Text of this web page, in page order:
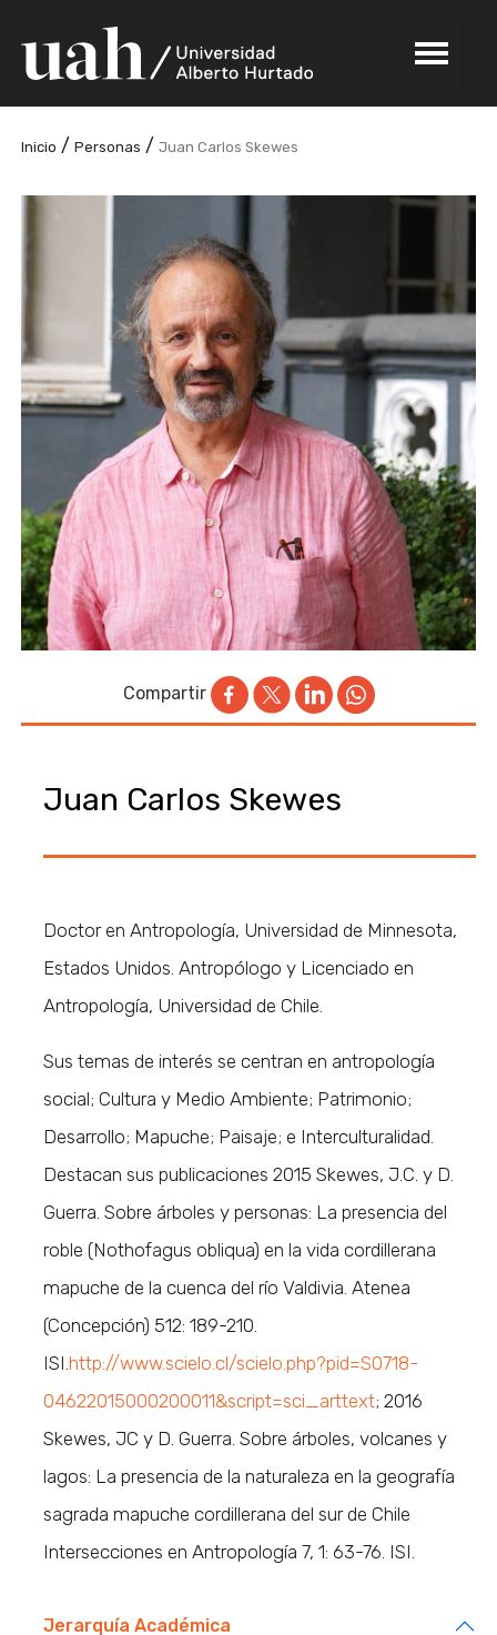
Inicio /Personas /Juan Carlos Skewes
Compartir
Juan Carlos Skewes
Doctor en Antropología, Universidad de Minnesota,
Estados Unidos. Antropólogo y Licenciado en
Antropología, Universidad de Chile.
Sus temas de interés se centran en antropología
social; Cultura y Medio Ambiente; Patrimonio;
Desarrollo; Mapuche; Paisaje; e Interculturalidad.
Destacan sus publicaciones 2015 Skewes, J.C. y D.
Guerra. Sobre árboles y personas: La presencia del
roble (Nothofagus obliqua) en la vida cordillerana
mapuche de la cuenca del río Valdivia. Atenea
(Concepción) 512: 189-210.
ISI.http://www.scielo.cl/scielo.php?pid=S0718-
04622015000200011&script=sci_arttext; 2016
Skewes, JC y D. Guerra. Sobre árboles, volcanes y
lagos: La presencia de la naturaleza en la geografía
sagrada mapuche cordillerana del sur de Chile
Intersecciones en Antropología 7, 1: 63-76. ISI.
Jerarquía Académica